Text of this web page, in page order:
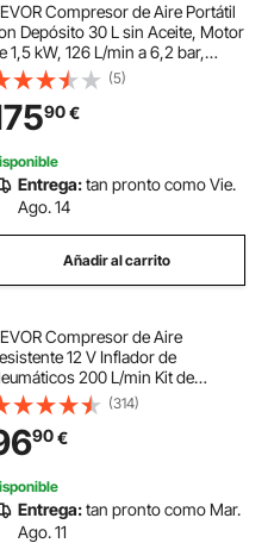
Compresor de Aire Portátil
Depósito 30 L sin Aceite, Motor
1,5 kW, 126 L/min a 6,2 bar,
Máxima 8 bar, con Ruedas
Reparación, Taller, Garaje,
y Herramientas Neumáticas
(5)
90€
Entrega:tan pronto como Vie.
Ago. 14
Añadir al carrito
Compresor de Aire
12 V Inflador de
200 L/min Kit de
de Neumáticos 10,3 Bar
de Aire Todoterreno con
Manómetro, para
Coches, SUV, RV
(314)
90€
Entrega:tan pronto como Mar.
Ago. 11